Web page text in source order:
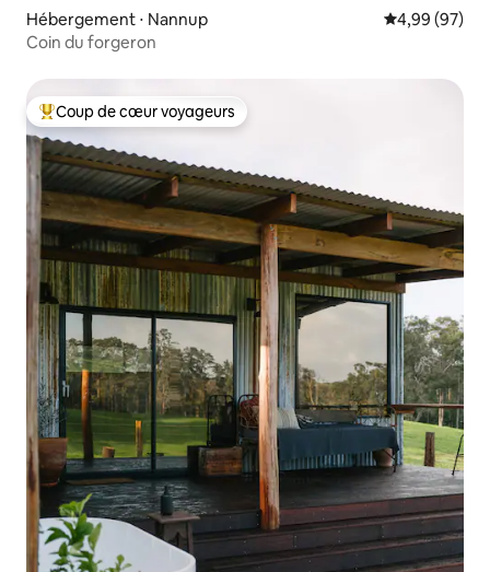
Hébergement ⋅ Nannup Évaluation
4,99 (97)
Coin du forgeron
Coups de cœur voyageurs les plus appréciés
Coup de cœur voyageurs